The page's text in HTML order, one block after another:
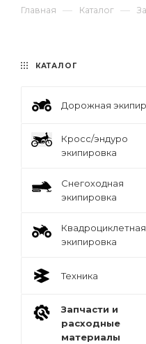
Главная — Каталог —
КАТАЛОГ
Дорожная
Кросс/эндуро
экипировка
Снегоходная
экипировка
Квадроциклетная
экипировка
Техника
Запчасти и
расходные
материалы